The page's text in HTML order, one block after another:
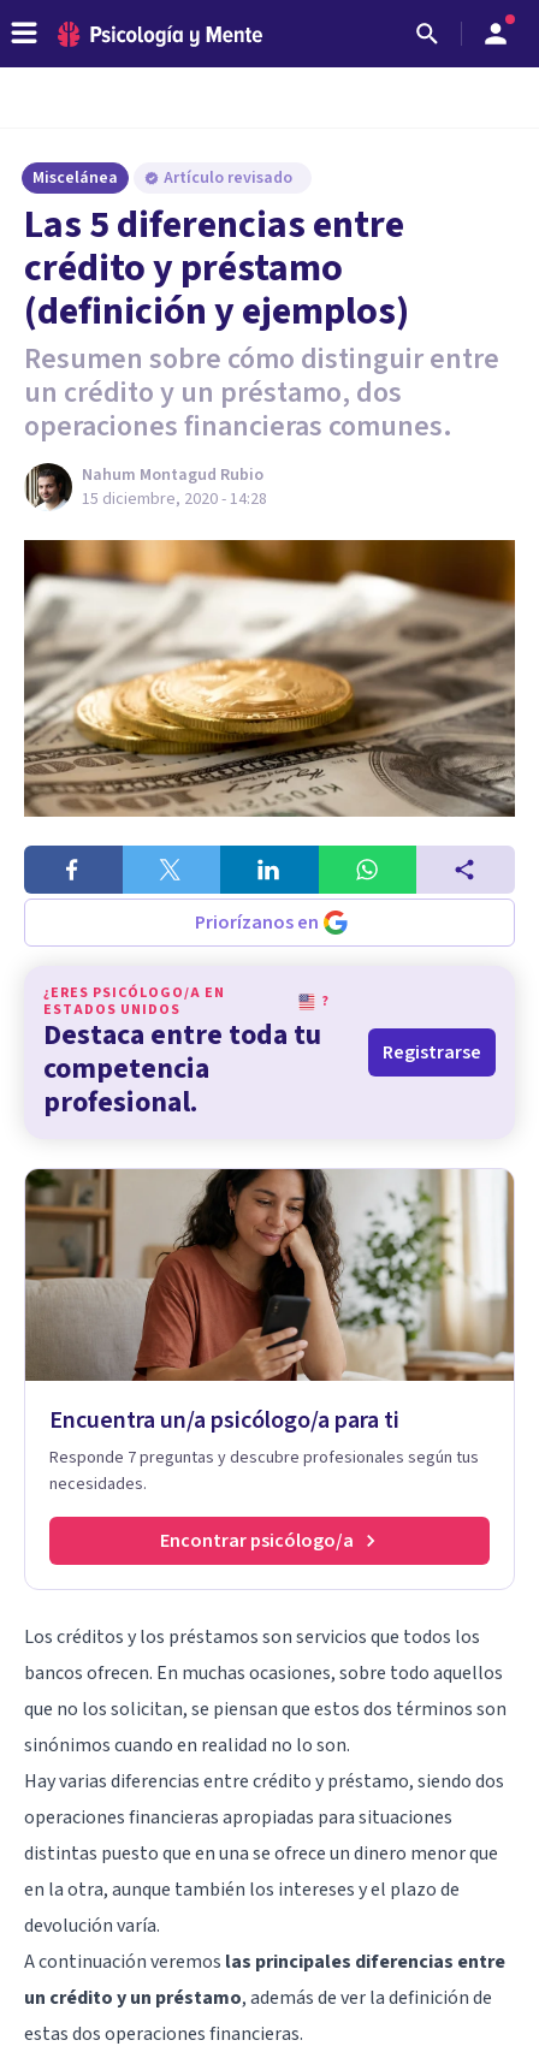
Miscelánea Artículo revisado
Las 5 diferencias entre
crédito y préstamo
(definición y ejemplos)
Resumen sobre cómo distinguir entre
un crédito y un préstamo, dos
operaciones financieras comunes.
Nahum Montagud Rubio
15 diciembre, 2020 - 14:28
Priorízanos en
¿ERES PSICÓLOGO/A EN
ESTADOS UNIDOS
?
Destaca entre toda tu
competencia
profesional.
Registrarse
Encuentra un/a psicólogo/a para ti
Responde 7 preguntas y descubre profesionales según tus
necesidades.
Encontrar psicólogo/a
Los créditos y los préstamos son servicios que todos los
bancos ofrecen. En muchas ocasiones, sobre todo aquellos
que no los solicitan, se piensan que estos dos términos son
sinónimos cuando en realidad no lo son.
Hay varias diferencias entre crédito y préstamo, siendo dos
operaciones financieras apropiadas para situaciones
distintas puesto que en una se ofrece un dinero menor que
en la otra, aunque también los intereses y el plazo de
devolución varía.
A continuación veremos las principales diferencias entre
un crédito y un préstamo, además de ver la definición de
estas dos operaciones financieras.